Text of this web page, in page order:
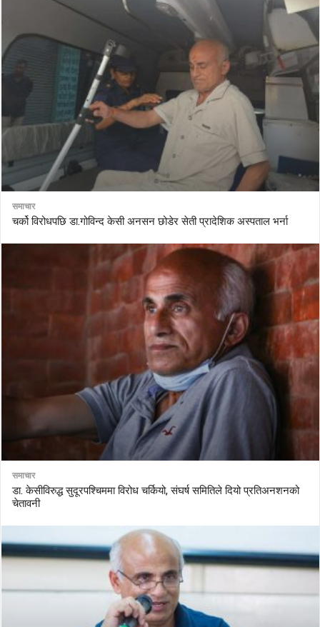
समाचार
चर्को विरोधपछि डा.गोविन्द केसी अनसन छोडेर सेती प्रादेशिक अस्पताल भर्ना
समाचार
डा. केसीविरुद्ध सुदूरपश्चिममा विरोध चर्कियो, संघर्ष समितिले दियो प्रतिअनशनको
चेतावनी